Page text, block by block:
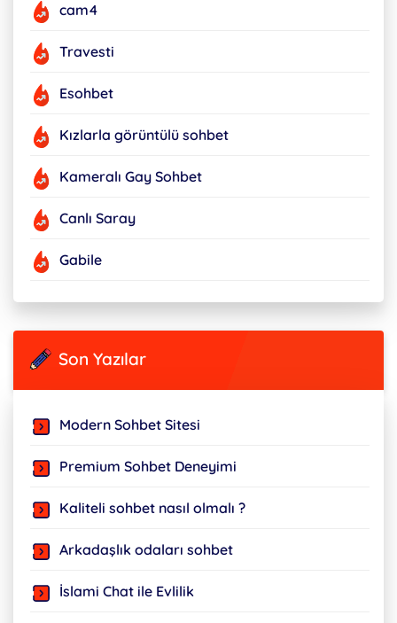
cam4
Travesti
Esohbet
Kızlarla görüntülü sohbet
Kameralı Gay Sohbet
Canlı Saray
Gabile
Son Yazılar
Modern Sohbet Sitesi
Premium Sohbet Deneyimi
Kaliteli sohbet nasıl olmalı ?
Arkadaşlık odaları sohbet
İslami Chat ile Evlilik